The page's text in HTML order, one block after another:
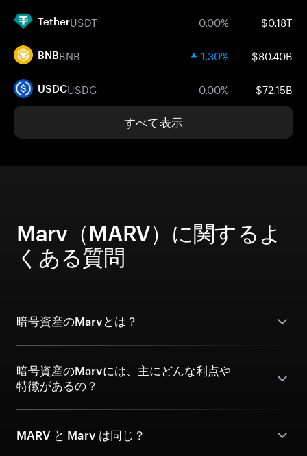
TetherUSDT 0.00% $0.18T
BNBBNB 1.30% $80.40B
USDCUSDC 0.00% $72.15B
すべて表示
Marv（MARV）に関するよ
くある質問
暗号資産のMarvとは？
暗号資産のMarvには、主にどんな利点や
特徴があるの？
MARV と Marv は同じ？